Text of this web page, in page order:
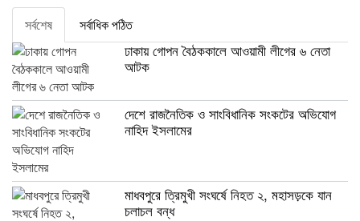
সর্বশেষ
সর্বাধিক পঠিত
ঢাকায় গোপন বৈঠককালে আওয়ামী লীগের ৬ নেতা
আটক
দেশে রাজনৈতিক ও সাংবিধানিক সংকটের অভিযোগ
নাহিদ ইসলামের
মাধবপুরে ত্রিমুখী সংঘর্ষে নিহত ২, মহাসড়কে যান
চলাচল বন্ধ